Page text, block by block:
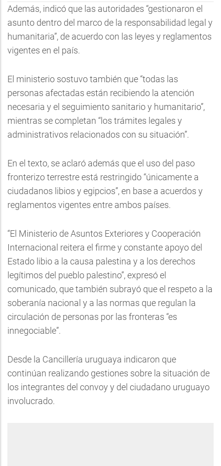
Además, indicó que las autoridades “gestionaron el
asunto dentro del marco de la responsabilidad legal y
humanitaria”, de acuerdo con las leyes y reglamentos
vigentes en el país.
El ministerio sostuvo también que “todas las
personas afectadas están recibiendo la atención
necesaria y el seguimiento sanitario y humanitario”,
mientras se completan “los trámites legales y
administrativos relacionados con su situación”.
En el texto, se aclaró además que el uso del paso
fronterizo terrestre está restringido “únicamente a
ciudadanos libios y egipcios”, en base a acuerdos y
reglamentos vigentes entre ambos países.
“El Ministerio de Asuntos Exteriores y Cooperación
Internacional reitera el firme y constante apoyo del
Estado libio a la causa palestina y a los derechos
legítimos del pueblo palestino”, expresó el
comunicado, que también subrayó que el respeto a la
soberanía nacional y a las normas que regulan la
circulación de personas por las fronteras “es
innegociable”.
Desde la Cancillería uruguaya indicaron que
continúan realizando gestiones sobre la situación de
los integrantes del convoy y del ciudadano uruguayo
involucrado.